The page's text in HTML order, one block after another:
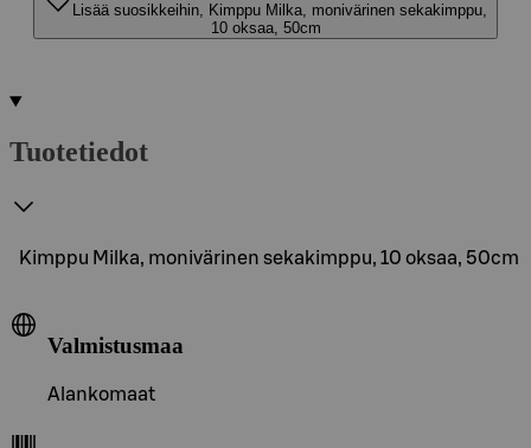
Lisää suosikkeihin, Kimppu Milka, monivärinen sekakimppu,
10 oksaa, 50cm
Tuotetiedot
Kimppu Milka, monivärinen sekakimppu, 10 oksaa, 50cm
Valmistusmaa
Alankomaat